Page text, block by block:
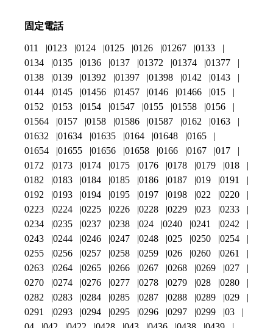
固定電話
011 0123 0124 0125 0126 01267
0133
0134
0135 0136 0137 01372 01374
01377
0138
0139 01392 01397 01398 0142
0143
0144
0145 01456 01457 0146 01466
015
0152
0153 0154 01547 0155 01558
0156
01564
0157 0158 01586 01587 0162
0163
01632
01634 01635 0164 01648
0165
01654
01655 01656 01658 0166 0167
017
0172
0173 0174 0175 0176 0178 0179
018
0182
0183 0184 0185 0186 0187 019
0191
0192
0193 0194 0195 0197 0198 022
0220
0223
0224 0225 0226 0228 0229 023
0233
0234
0235 0237 0238 024 0240 0241
0242
0243
0244 0246 0247 0248 025 0250
0254
0255
0256 0257 0258 0259 026 0260
0261
0263
0264 0265 0266 0267 0268 0269
027
0270
0274 0276 0277 0278 0279 028
0280
0282
0283 0284 0285 0287 0288 0289
029
0291
0293 0294 0295 0296 0297 0299
03